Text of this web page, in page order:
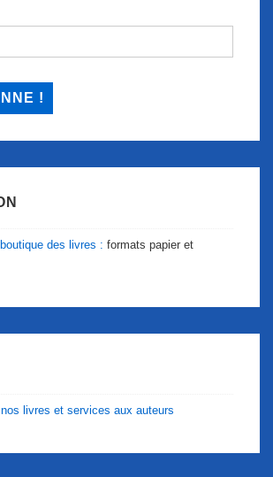
des livres : formats papier et
livres et services aux auteurs